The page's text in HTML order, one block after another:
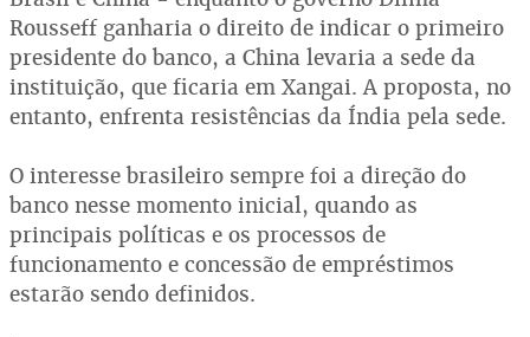
Rousseff ganharia o direito de indicar o primeiro
presidente do banco, a China levaria a sede da
instituição, que ficaria em Xangai. A proposta, no
entanto, enfrenta resistências da Índia pela sede.
O interesse brasileiro sempre foi a direção do
banco nesse momento inicial, quando as
principais políticas e os processos de
funcionamento e concessão de empréstimos
estarão sendo definidos.